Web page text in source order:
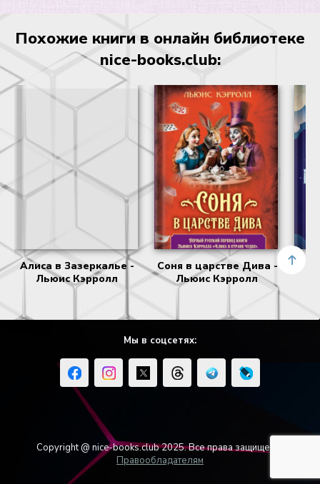
Похожие книги в онлайн библиотеке
nice-books.club:
Алиса в Зазеркалье -
Льюис Кэрролл
Соня в царстве Дива -
Льюис Кэрролл
Мы в соцсетях:
Copyright @ nice-books.club 2025. Все права защищены.
Правообладателям